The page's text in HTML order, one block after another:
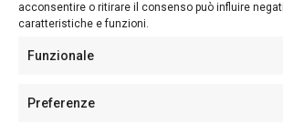
acconsentire o ritirare il consenso può influire
caratteristiche e funzioni.
Funzionale
Preferenze
Sede:Via Cristoforo Colombo 09013